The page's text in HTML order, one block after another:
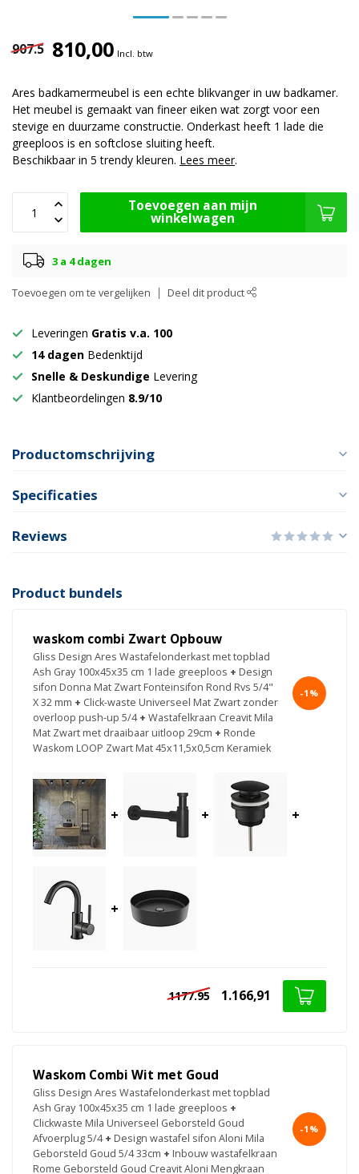
907.5 810,00 Incl. btw
Ares badkamermeubel is een echte blikvanger in uw badkamer.
Het meubel is gemaakt van fineer eiken wat zorgt voor een
stevige en duurzame constructie. Onderkast heeft 1 lade die
greeploos is en softclose sluiting heeft.
Beschikbaar in 5 trendy kleuren. Lees meer.
Toevoegen aan mijn
winkelwagen
3 a 4 dagen
Toevoegen om te vergelijken Deel dit product
Leveringen Gratis v.a. 100
14 dagen Bedenktijd
Snelle & Deskundige Levering
Klantbeordelingen 8.9/10
Productomschrijving
Specificaties
Reviews
Product bundels
waskom combi Zwart Opbouw
Gliss Design Ares Wastafelonderkast met topblad
Ash Gray 100x45x35 cm 1 lade greeploos + Design
sifon Donna Mat Zwart Fonteinsifon Rond Rvs 5/4"
X 32 mm + Click-waste Universeel Mat Zwart zonder
overloop push-up 5/4 + Wastafelkraan Creavit Mila
Mat Zwart met draaibaar uitloop 29cm + Ronde
Waskom LOOP Zwart Mat 45x11,5x0,5cm Keramiek
-1%
+ + +
+
1177.95 1.166,91
Waskom Combi Wit met Goud
Gliss Design Ares Wastafelonderkast met topblad
Ash Gray 100x45x35 cm 1 lade greeploos +
Clickwaste Mila Universeel Geborsteld Goud
Afvoerplug 5/4 + Design wastafel sifon Aloni Mila
Geborsteld Goud 5/4 33cm + Inbouw wastafelkraan
Rome Geborsteld Goud Creavit Aloni Mengkraan
-1%